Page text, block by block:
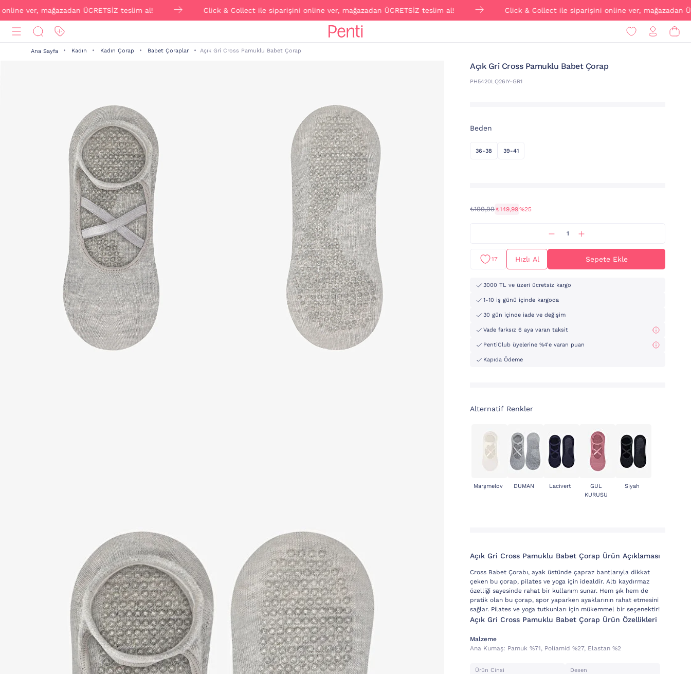
mağazadan ÜCRETSİZ teslim al! Click & Collect ile siparişini online ver, mağazadan ÜCRETSİZ teslim al! Click & Collect ile siparişini online ver, mağazadan
Ana Sayfa Kadın Kadın Çorap Babet Çoraplar Açık Gri Cross Pamuklu Babet Çorap
Açık Gri Cross Pamuklu Babet Çorap
PH5420LQ26IY-GR1
Beden
36-38 39-41
₺199,99 ₺149,99%25
17 Hızlı Al Sepete Ekle
3000 TL ve üzeri ücretsiz kargo
1-10 iş günü içinde kargoda
30 gün içinde iade ve değişim
Vade farksız 6 aya varan taksit
PentiClub üyelerine %4'e varan puan
Kapıda Ödeme
Alternatif Renkler
Marşmelov DUMAN Lacivert
GUL
KURUSU
Siyah
Açık Gri Cross Pamuklu Babet Çorap Ürün Açıklaması
Cross Babet Çorabı, ayak üstünde çapraz bantlarıyla dikkat
çeken bu çorap, pilates ve yoga için idealdir. Altı kaydırmaz
özelliği sayesinde rahat bir kullanım sunar. Hem şık hem de
pratik olan bu çorap, spor yaparken ayaklarının rahat etmesini
sağlar. Pilates ve yoga tutkunları için mükemmel bir seçenektir!
Açık Gri Cross Pamuklu Babet Çorap Ürün Özellikleri
Malzeme
Ana Kumaş: Pamuk %71, Poli̇ami̇d %27, Elastan %2
Ürün Cinsi
Desen